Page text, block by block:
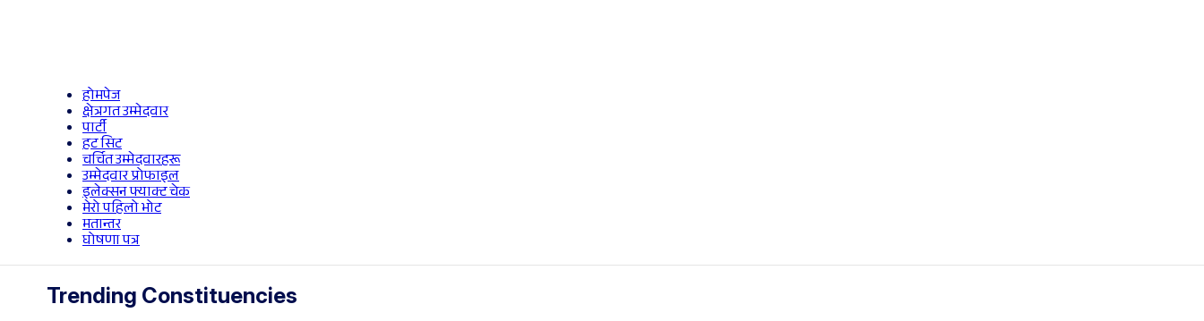
होमपेज
क्षेत्रगत उम्मेदवार
पार्टी
हट सिट
चर्चित उम्मेदवारहरू
उम्मेदवार प्रोफाइल
इलेक्सन फ्याक्ट चेक
मेरो पहिलो भोट
मतान्तर
घोषणा पत्र
Trending Constituencies